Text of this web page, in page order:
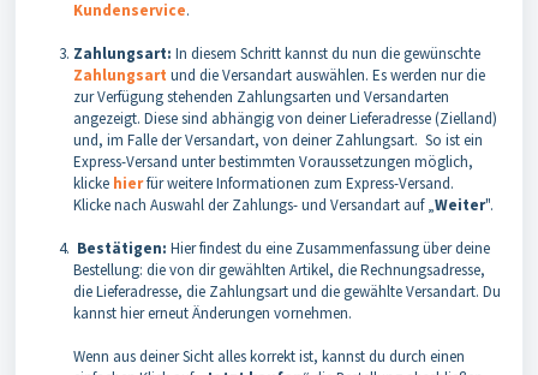
Kundenservice.
Zahlungsart: In diesem Schritt kannst du nun die gewünschte
Zahlungsart und die Versandart auswählen. Es werden nur die
zur Verfügung stehenden Zahlungsarten und Versandarten
angezeigt. Diese sind abhängig von deiner Lieferadresse (Zielland)
und, im Falle der Versandart, von deiner Zahlungsart. So ist ein
Express-Versand unter bestimmten Voraussetzungen möglich,
klicke hierfür weitere Informationen zum Express-Versand.
Klicke nach Auswahl der Zahlungs- und Versandart auf „Weiter".
Bestätigen: Hier findest du eine Zusammenfassung über deine
Bestellung: die von dir gewählten Artikel, die Rechnungsadresse,
die Lieferadresse, die Zahlungsart und die gewählte Versandart. Du
kannst hier erneut Änderungen vornehmen.
Wenn aus deiner Sicht alles korrekt ist, kannst du durch einen